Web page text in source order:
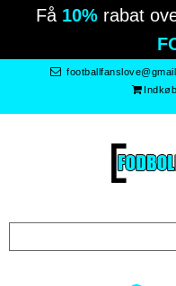
Få 10%rabat